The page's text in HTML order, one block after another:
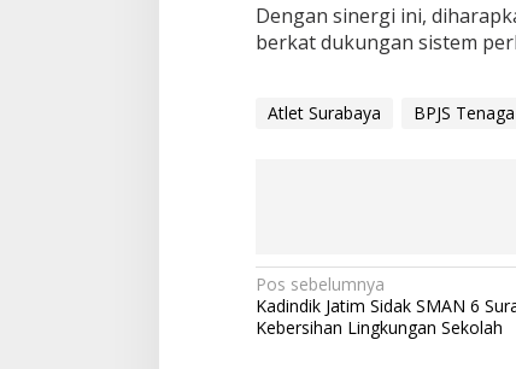
Dengan sinergi ini,
berkat dukungan sistem
Atlet Surabaya BPJS
N
a
Pos sebelumnya
Kadindik Jatim Sidak SMAN 6
Kebersihan Lingkungan Sekolah